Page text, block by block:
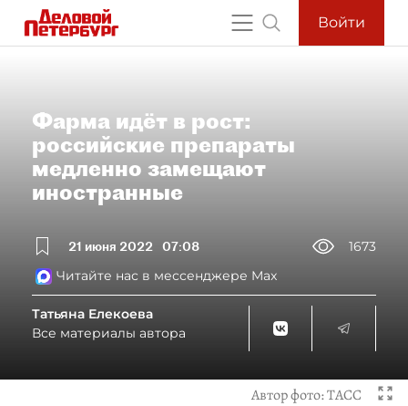
Войти
Фарма идёт в рост:
российские препараты
медленно замещают
иностранные
21 июня 2022 07:08
1673
Читайте нас в мессенджере Max
Татьяна Елекоева
Все материалы автора
Автор фото:ТАСС